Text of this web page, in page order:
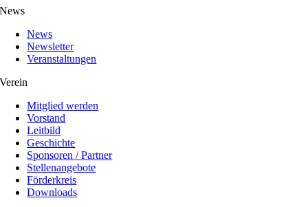
News
News
Newsletter
Veranstaltungen
Verein
Mitglied werden
Vorstand
Leitbild
Geschichte
Sponsoren / Partner
Stellenangebote
Förderkreis
Downloads